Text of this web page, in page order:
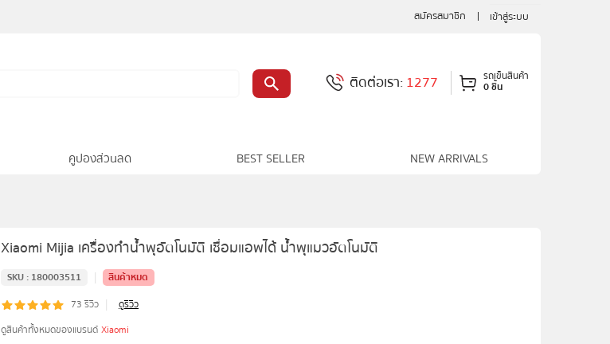
สมัครสมาชิก เข้าสู่ระบบ
คูปองส่วนลด BEST SELLER NEW ARRIVALS
ติดต่อเรา:1277 รถเข็นสินค้า
0 ชิ้น
Xiaomi Mijia เครื่องทำน้ำพุอัตโนมัติ เชื่อมแอพได้ น้ำพุแมวอัตโนมัติ
SKU : 180003511 |
สินค้าหมด
73 รีวิว |
ดูรีวิว
ดูสินค้าทั้งหมดของแบรนด์ Xiaomi